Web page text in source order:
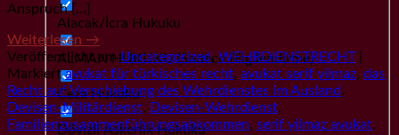
Alacak/İcra Hukuku
ALMAN HUKUKU (Sadece Bilgilendirme)
Ceza Hukuku
Dövizli Askerlik Hukuku
Anspruch […]
Weiterlesen →
Veröffentlicht amUncategorized,WEHRDIENSTRECHT
Markiertavukat für türkisches recht, avukat serif yilmaz, das
Recht auf Verschiebung des Wehrdienstes im Ausland,
Devisen-Militärdienst, Devisen-Wehrdienst,
Familienzusammenführungsabkommen, serif yilmaz avukat,